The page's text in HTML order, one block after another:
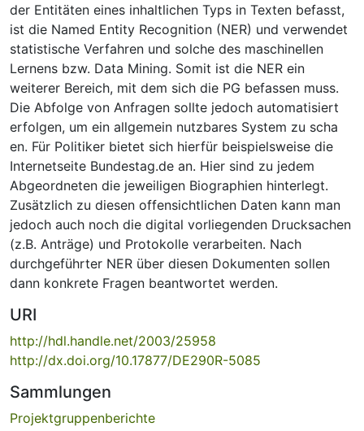
der Entitäten eines inhaltlichen Typs in Texten befasst,
ist die Named Entity Recognition (NER) und verwendet
statistische Verfahren und solche des maschinellen
Lernens bzw. Data Mining. Somit ist die NER ein
weiterer Bereich, mit dem sich die PG befassen muss.
Die Abfolge von Anfragen sollte jedoch automatisiert
erfolgen, um ein allgemein nutzbares System zu scha
en. Für Politiker bietet sich hierfür beispielsweise die
Internetseite Bundestag.de an. Hier sind zu jedem
Abgeordneten die jeweiligen Biographien hinterlegt.
Zusätzlich zu diesen offensichtlichen Daten kann man
jedoch auch noch die digital vorliegenden Drucksachen
(z.B. Anträge) und Protokolle verarbeiten. Nach
durchgeführter NER über diesen Dokumenten sollen
dann konkrete Fragen beantwortet werden.
URI
http://hdl.handle.net/2003/25958
http://dx.doi.org/10.17877/DE290R-5085
Sammlungen
Projektgruppenberichte